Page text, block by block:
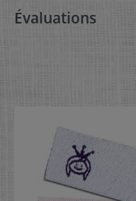
Évaluations